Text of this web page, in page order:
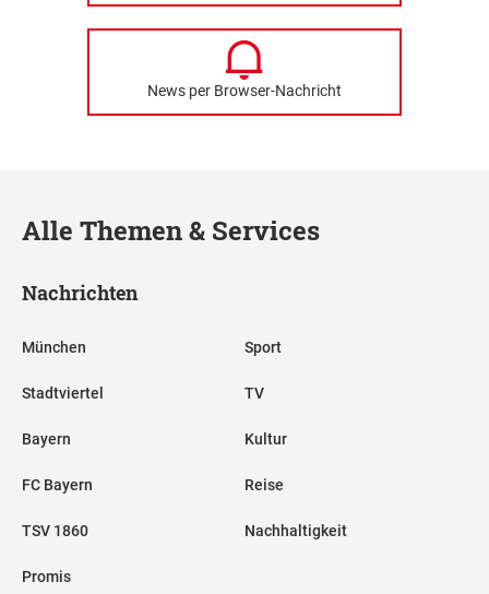
News per Browser-Nachricht
Alle Themen & Services
Nachrichten
München
Stadtviertel
Bayern
FC Bayern
TSV 1860
Promis
Sport
TV
Kultur
Reise
Nachhaltigkeit